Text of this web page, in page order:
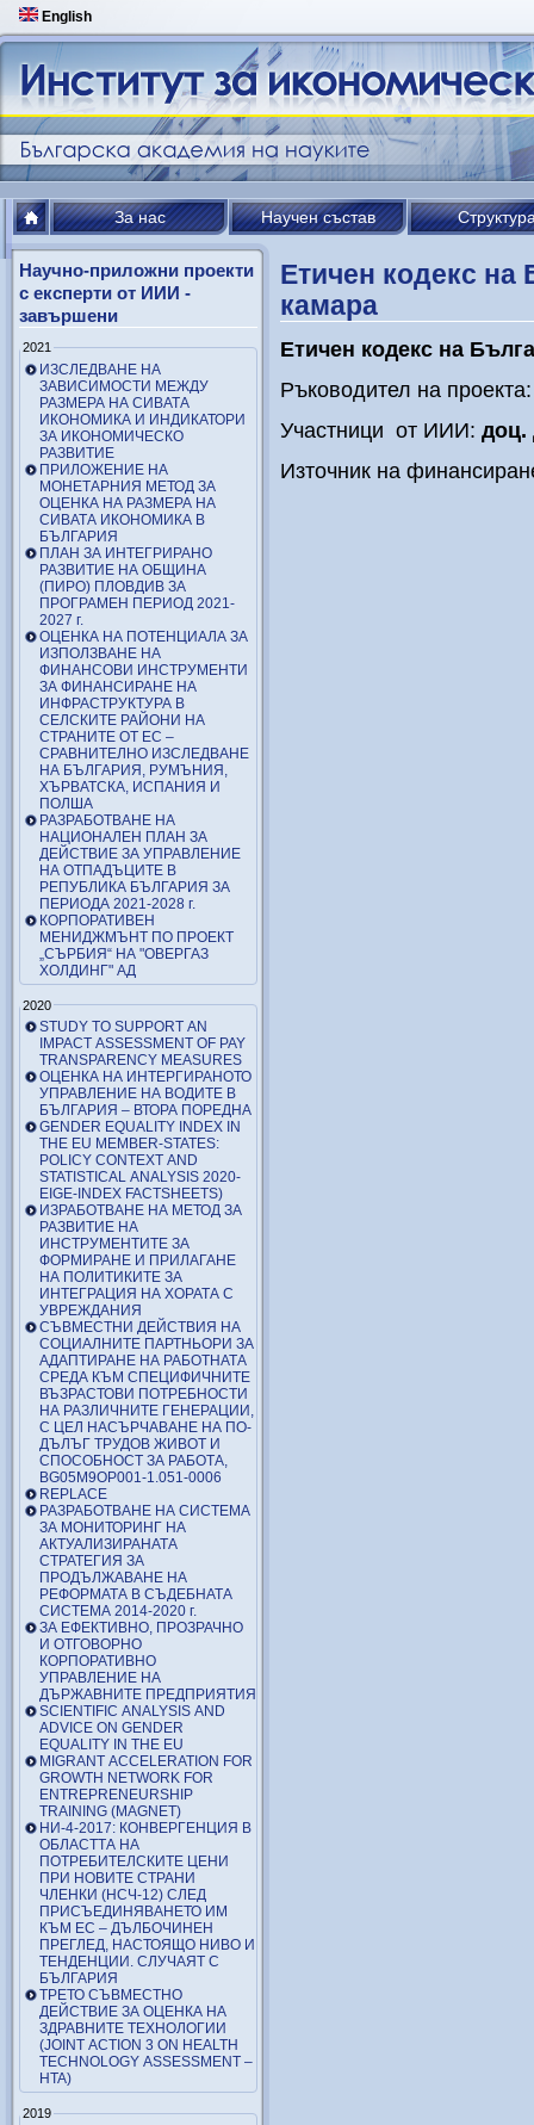
English
За нас Научен състав
Научно-приложни проекти
с експерти от ИИИ -
завършени
2021
ИЗСЛЕДВАНЕ НА
ЗАВИСИМОСТИ МЕЖДУ
РАЗМЕРА НА СИВАТА
ИКОНОМИКА И ИНДИКАТОРИ
ЗА ИКОНОМИЧЕСКО
РАЗВИТИЕ
ПРИЛОЖЕНИЕ НА
МОНЕТАРНИЯ МЕТОД ЗА
ОЦЕНКА НА РАЗМЕРА НА
СИВАТА ИКОНОМИКА В
БЪЛГАРИЯ
ПЛАН ЗА ИНТЕГРИРАНО
РАЗВИТИЕ НА ОБЩИНА
(ПИРО) ПЛОВДИВ ЗА
ПРОГРАМЕН ПЕРИОД 2021-
2027 г.
ОЦЕНКА НА ПОТЕНЦИАЛА ЗА
ИЗПОЛЗВАНЕ НА
ФИНАНСОВИ ИНСТРУМЕНТИ
ЗА ФИНАНСИРАНЕ НА
ИНФРАСТРУКТУРА В
СЕЛСКИТЕ РАЙОНИ НА
СТРАНИТЕ ОТ ЕС –
СРАВНИТЕЛНО ИЗСЛЕДВАНЕ
НА БЪЛГАРИЯ, РУМЪНИЯ,
ХЪРВАТСКА, ИСПАНИЯ И
ПОЛША
РАЗРАБОТВАНЕ НА
НАЦИОНАЛЕН ПЛАН ЗА
ДЕЙСТВИЕ ЗА УПРАВЛЕНИЕ
НА ОТПАДЪЦИТЕ В
РЕПУБЛИКА БЪЛГАРИЯ ЗА
ПЕРИОДА 2021-2028 г.
КОРПОРАТИВЕН
МЕНИДЖМЪНТ ПО ПРОЕКТ
„СЪРБИЯ“ НА "ОВЕРГАЗ
ХОЛДИНГ" АД
2020
STUDY TO SUPPORT AN
IMPACT ASSESSMENT OF PAY
TRANSPARENCY MEASURES
ОЦЕНКА НА ИНТЕРГИРАНОТО
УПРАВЛЕНИЕ НА ВОДИТЕ В
БЪЛГАРИЯ – ВТОРА ПОРЕДНА
GENDER EQUALITY INDEX IN
THE EU MEMBER-STATES:
POLICY CONTEXT AND
STATISTICAL ANALYSIS 2020-
EIGE-INDEX FACTSHEETS)
ИЗРАБОТВАНЕ НА МЕТОД ЗА
РАЗВИТИЕ НА
ИНСТРУМЕНТИТЕ ЗА
ФОРМИРАНЕ И ПРИЛАГАНЕ
НА ПОЛИТИКИТЕ ЗА
ИНТЕГРАЦИЯ НА ХОРАТА С
УВРЕЖДАНИЯ
СЪВМЕСТНИ ДЕЙСТВИЯ НА
СОЦИАЛНИТЕ ПАРТНЬОРИ ЗА
АДАПТИРАНЕ НА РАБОТНАТА
СРЕДА КЪМ СПЕЦИФИЧНИТЕ
ВЪЗРАСТОВИ ПОТРЕБНОСТИ
НА РАЗЛИЧНИТЕ ГЕНЕРАЦИИ,
С ЦЕЛ НАСЪРЧАВАНЕ НА ПО-
ДЪЛЪГ ТРУДОВ ЖИВОТ И
СПОСОБНОСТ ЗА РАБОТА,
BG05M9OP001-1.051-0006
REPLACE
РАЗРАБОТВАНЕ НА СИСТЕМА
ЗА МОНИТОРИНГ НА
АКТУАЛИЗИРАНАТА
СТРАТЕГИЯ ЗА
ПРОДЪЛЖАВАНЕ НА
РЕФОРМАТА В СЪДЕБНАТА
СИСТЕМА 2014-2020 г.
ЗА ЕФЕКТИВНО, ПРОЗРАЧНО
И ОТГОВОРНО
КОРПОРАТИВНО
УПРАВЛЕНИЕ НА
ДЪРЖАВНИТЕ ПРЕДПРИЯТИЯ
SCIENTIFIC ANALYSIS AND
ADVICE ON GENDER
EQUALITY IN THE EU
MIGRANT ACCELERATION FOR
GROWTH NETWORK FOR
ENTREPRENEURSHIP
TRAINING (MAGNET)
НИ-4-2017: КОНВЕРГЕНЦИЯ В
ОБЛАСТТА НА
ПОТРЕБИТЕЛСКИТЕ ЦЕНИ
ПРИ НОВИТЕ СТРАНИ
ЧЛЕНКИ (НСЧ-12) СЛЕД
ПРИСЪЕДИНЯВАНЕТО ИМ
КЪМ ЕС – ДЪЛБОЧИНЕН
ПРЕГЛЕД, НАСТОЯЩО НИВО И
ТЕНДЕНЦИИ. СЛУЧАЯТ С
БЪЛГАРИЯ
ТРЕТО СЪВМЕСТНО
ДЕЙСТВИЕ ЗА ОЦЕНКА НА
ЗДРАВНИТЕ ТЕХНОЛОГИИ
(JOINT ACTION 3 ON HEALTH
TECHNOLOGY ASSESSMENT –
HTA)
2019
Етичен кодекс на
камара
Етичен кодекс на
Ръководител на
Участници от ИИИ: доц.
Източник на